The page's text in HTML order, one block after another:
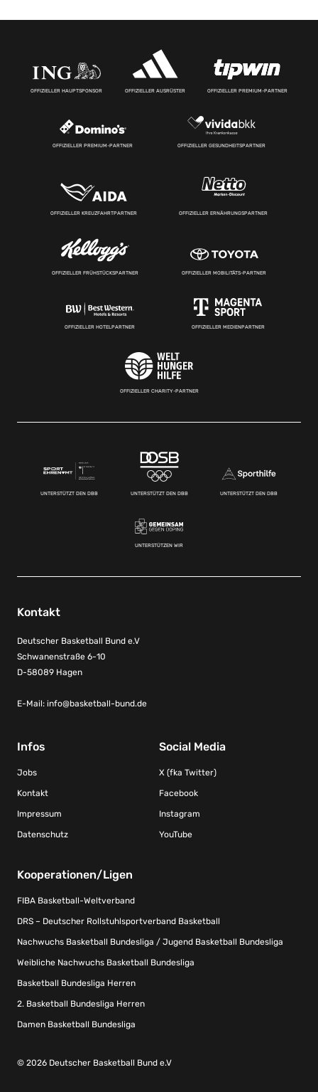
OFFIZIELLER HAUPTSPONSOR OFFIZIELLER AUSRÜSTER OFFIZIELLER PREMIUM-PARTNER
OFFIZIELLER PREMIUM-PARTNER OFFIZIELLER GESUNDHEITSPARTNER
OFFIZIELLER KREUZFAHRTPARTNER OFFIZIELLER ERNÄHRUNGSPARTNER
OFFIZIELLER FRÜHSTÜCKSPARTNER OFFIZIELLER MOBILITÄTS-PARTNER
OFFIZIELLER HOTELPARTNER OFFIZIELLER MEDIENPARTNER
OFFIZIELLER CHARITY-PARTNER
UNTERSTÜTZT DEN DBB UNTERSTÜTZT DEN DBB UNTERSTÜTZT DEN DBB
UNTERSTÜTZEN WIR
Kontakt
Deutscher Basketball Bund e.V
Schwanenstraße 6-10
D-58089 Hagen
E-Mail: info@basketball-bund.de
Infos
Jobs
Kontakt
Impressum
Datenschutz
Social Media
X (fka Twitter)
Facebook
Instagram
YouTube
Kooperationen/Ligen
FIBA Basketball-Weltverband
DRS – Deutscher Rollstuhlsportverband Basketball
Nachwuchs Basketball Bundesliga / Jugend Basketball Bundesliga
Weibliche Nachwuchs Basketball Bundesliga
Basketball Bundesliga Herren
2. Basketball Bundesliga Herren
Damen Basketball Bundesliga
© 2026 Deutscher Basketball Bund e.V